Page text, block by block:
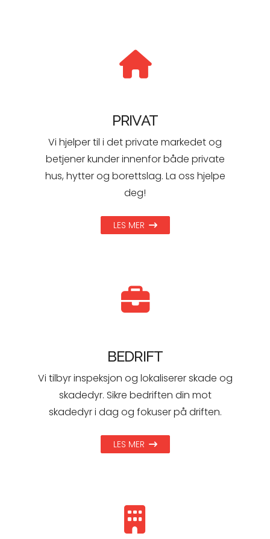
PRIVAT
Vi hjelper til i det private markedet og
betjener kunder innenfor både private
hus, hytter og borettslag. La oss hjelpe
deg!
LES MER
BEDRIFT
Vi tilbyr inspeksjon og lokaliserer skade og
skadedyr. Sikre bedriften din mot
skadedyr i dag og fokuser på driften.
LES MER